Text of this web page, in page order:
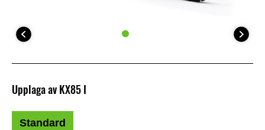
Upplaga av KX85 I
Standard